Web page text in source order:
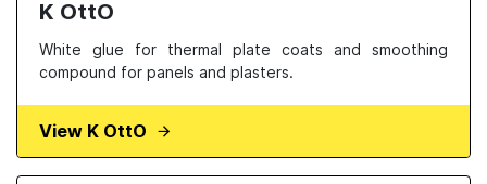
K OttO
White glue for thermal plate coats and smoothing
compound for panels and plasters.
View K OttO